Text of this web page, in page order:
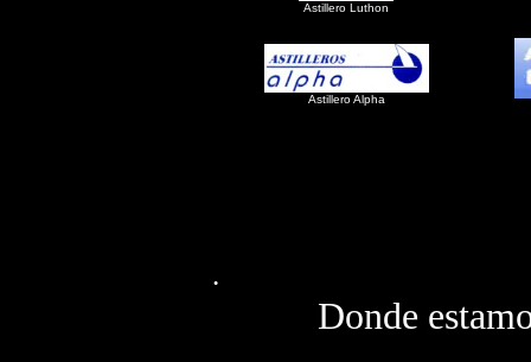
Astillero Luthon
Astillero Alpha
.
Donde